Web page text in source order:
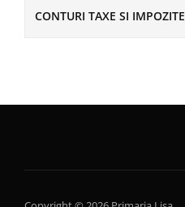
CONTURI TAXE SI IMPOZITE